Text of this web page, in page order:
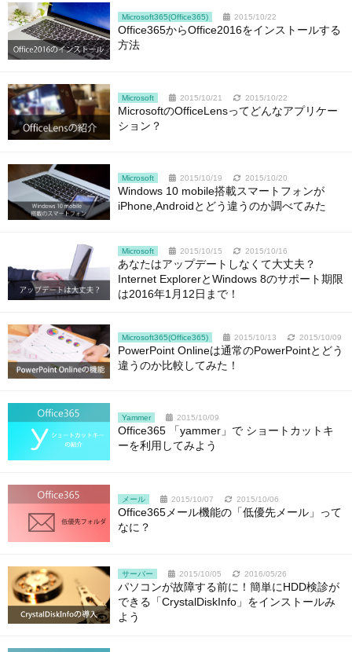
Microsoft365(Office365) 2015/10/22
Office365からOffice2016をインストールする
方法
Microsoft 2015/10/21 2015/10/22
MicrosoftのOfficeLensってどんなアプリケー
ション？
Microsoft 2015/10/19 2015/10/20
Windows 10 mobile搭載スマートフォンが
iPhone,Androidとどう違うのか調べてみた
Microsoft 2015/10/15 2015/10/16
あなたはアップデートしなくて大丈夫？
Internet ExplorerとWindows 8のサポート期限
は2016年1月12日まで！
Microsoft365(Office365) 2015/10/13 2015/10/09
PowerPoint Onlineは通常のPowerPointとどう
違うのか比較してみた！
Yammer 2015/10/09
Office365 「yammer」で ショートカットキ
ーを利用してみよう
メール 2015/10/07 2015/10/06
Office365メール機能の「低優先メール」って
なに？
サーバー 2015/10/05 2016/05/26
パソコンが故障する前に！簡単にHDD検診が
できる「CrystalDiskInfo」をインストールみ
よう